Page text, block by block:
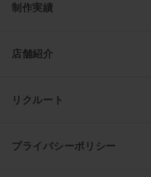
制作実績
店舗紹介
リクルート
プライバシーポリシー